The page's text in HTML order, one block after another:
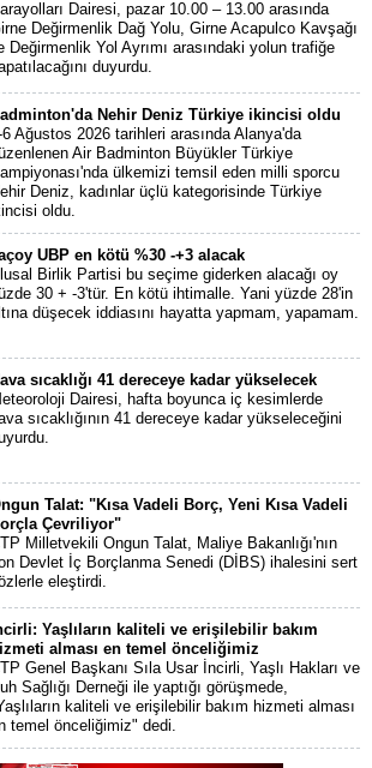
Dairesi, pazar 10.00 – 13.00 arasında
Değirmenlik Dağ Yolu, Girne Acapulco Kavşağı
Değirmenlik Yol Ayrımı arasındaki yolun trafiğe
duyurdu.
Nehir Deniz Türkiye ikincisi oldu
6 Ağustos 2026 tarihleri arasında Alanya'da
Air Badminton Büyükler Türkiye
ülkemizi temsil eden milli sporcu
Deniz, kadınlar üçlü kategorisinde Türkiye
oldu.
UBP en kötü %30 -+3 alacak
Birlik Partisi bu seçime giderken alacağı oy
30 + -3'tür. En kötü ihtimalle. Yani yüzde 28'in
düşecek iddiasını hayatta yapmam, yapamam.
sıcaklığı 41 dereceye kadar yükselecek
Dairesi, hafta boyunca iç kesimlerde
sıcaklığının 41 dereceye kadar yükseleceğini
Talat: "Kısa Vadeli Borç, Yeni Kısa Vadeli
Çevriliyor"
Milletvekili Ongun Talat, Maliye Bakanlığı'nın
Devlet İç Borçlanma Senedi (DİBS) ihalesini sert
eleştirdi.
Yaşlıların kaliteli ve erişilebilir bakım
alması en temel önceliğimiz
Genel Başkanı Sıla Usar İncirli, Yaşlı Hakları ve
Sağlığı Derneği ile yaptığı görüşmede,
kaliteli ve erişilebilir bakım hizmeti alması
temel önceliğimiz" dedi.